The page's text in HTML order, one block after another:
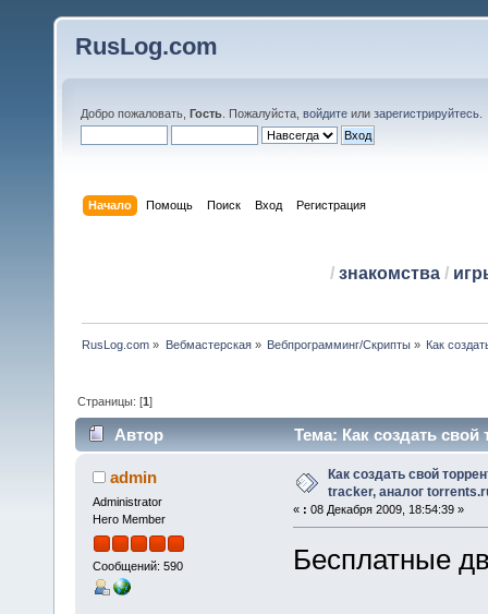
RusLog.com
Добро пожаловать, Гость . Пожалуйста, войдите или зарегистрируйтесь
Начало Помощь Поиск Вход Регистрация
/ знакомства/
RusLog.com » Вебмастерская» Вебпрограмминг/Скрипты» Как
Страницы: [1]
Автор
Тема: Как создать
(Прочитано 60494 раз)
admin
Administrator
Hero Member
Сообщений: 590
Как создать свой
tracker, аналог
« : 08 Декабря 2009, 18:54:39 »
Бесплатные